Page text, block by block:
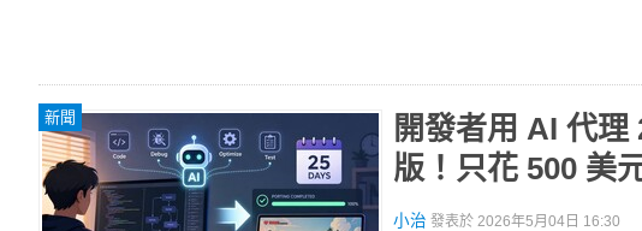
新聞
開發者用 AI 代
版！只花 500 美
小治 發表於 2026年5月04日 16:30